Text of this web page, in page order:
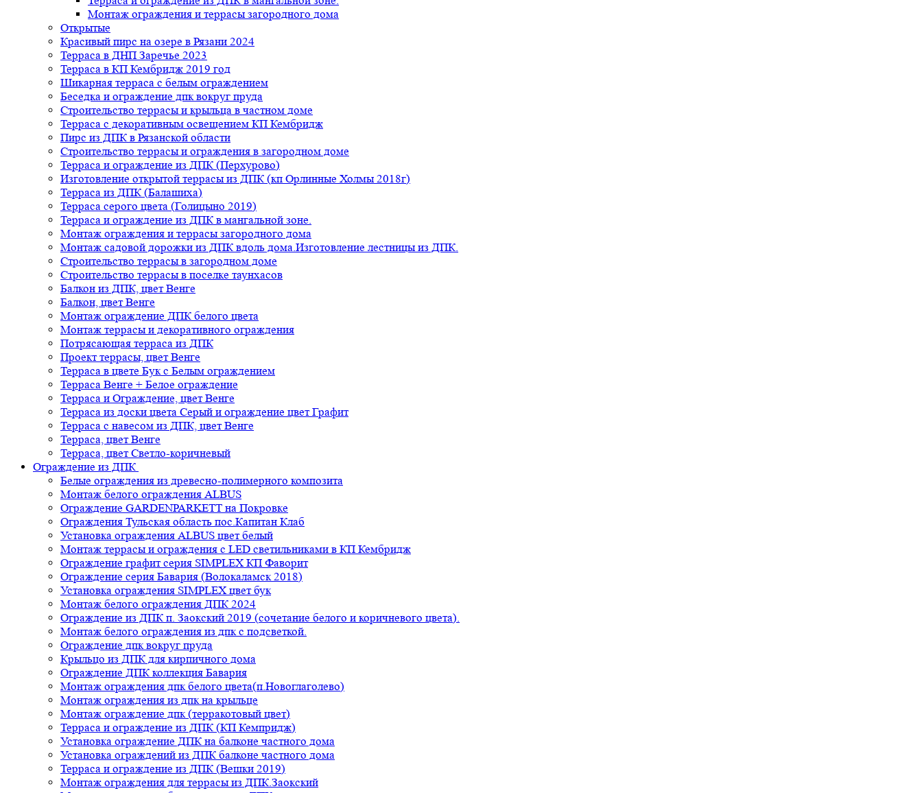
Монтаж ограждения и террасы загородного дома
Открытые
Красивый пирс на озере в Рязани 2024
Терраса в ДНП Заречье 2023
Терраса в КП Кембридж 2019 год
Шикарная терраса с белым ограждением
Беседка и ограждение дпк вокруг пруда
Строительство террасы и крыльца в частном доме
Терраса с декоративным освещением КП Кембридж
Пирс из ДПК в Рязанской области
Строительство террасы и ограждения в загородном доме
Терраса и ограждение из ДПК (Перхурово)
Изготовление открытой террасы из ДПК (кп Орлинные Холмы 2018г)
Терраса из ДПК (Балашиха)
Терраса серого цвета (Голицыно 2019)
Терраса и ограждение из ДПК в мангальной зоне.
Монтаж ограждения и террасы загородного дома
Монтаж садовой дорожки из ДПК вдоль дома.Изготовление лестницы из ДПК.
Строительство террасы в загородном доме
Строительство террасы в поселке таунхасов
Балкон из ДПК, цвет Венге
Балкон, цвет Венге
Монтаж ограждение ДПК белого цвета
Монтаж террасы и декоративного ограждения
Потрясающая терраса из ДПК
Проект террасы, цвет Венге
Терраса в цвете Бук с Белым ограждением
Терраса Венге + Белое ограждение
Терраса и Ограждение, цвет Венге
Терраса из доски цвета Серый и ограждение цвет Графит
Терраса с навесом из ДПК, цвет Венге
Терраса, цвет Венге
Терраса, цвет Светло-коричневый
Ограждение из ДПК
Белые ограждения из древесно-полимерного композита
Монтаж белого ограждения ALBUS
Ограждение GARDENPARKETT на Покровке
Ограждения Тульская область пос.Капитан Клаб
Установка ограждения ALBUS цвет белый
Монтаж террасы и ограждения с LED светильниками в КП Кембридж
Ограждение графит серия SIMPLEX КП Фаворит
Ограждение серия Бавария (Волокаламск 2018)
Установка ограждения SIMPLEX цвет бук
Монтаж белого ограждения ДПК 2024
Ограждение из ДПК п. Заокский 2019 (сочетание белого и коричневого цвета).
Монтаж белого ограждения из дпк с подсветкой.
Ограждение дпк вокруг пруда
Крыльцо из ДПК для кирпичного дома
Ограждение ДПК коллекция Бавария
Монтаж ограждения дпк белого цвета(п.Новоглаголево)
Монтаж ограждения из дпк на крыльце
Монтаж ограждение дпк (терракотовый цвет)
Терраса и ограждение из ДПК (КП Кемпридж)
Установка ограждение ДПК на балконе частного дома
Установка ограждений из ДПК балконе частного дома
Терраса и ограждение из ДПК (Вешки 2019)
Монтаж ограждения для террасы из ДПК.Заокский